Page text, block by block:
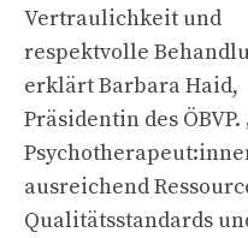
Vertraulichkeit und
respektvolle
erklärt Barbara Haid,
Präsidentin des
ausreichend
Qualitätsstandards